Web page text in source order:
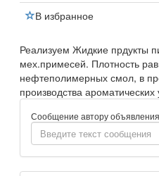
В избранное
Реализуем Жидкие прдукты
мех.примесей. Плотность
нефтеполимерных смол, в
производства
Сообщение автору объявления